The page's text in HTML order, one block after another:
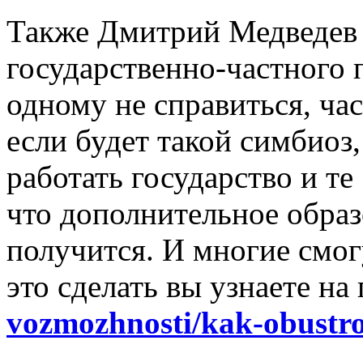
Также Дмитрий Медведев
государственно-частного
одному не справиться,
если будет такой
работать государство и
что дополнительное
получится. И многие
это сделать вы узнаете на
vozmozhnosti/kak-